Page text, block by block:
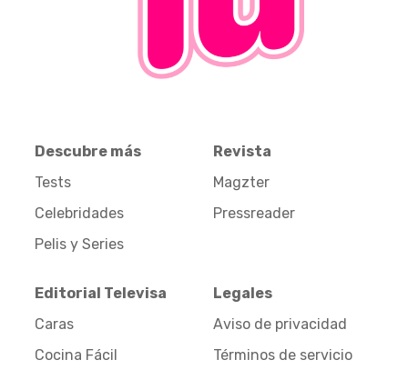
Descubre más
Tests
Celebridades
Pelis y Series
Revista
Magzter
Pressreader
Editorial Televisa
Caras
Cocina Fácil
Legales
Aviso de privacidad
Términos de servicio